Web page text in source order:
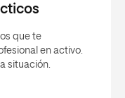
que te
en activo.
situación.